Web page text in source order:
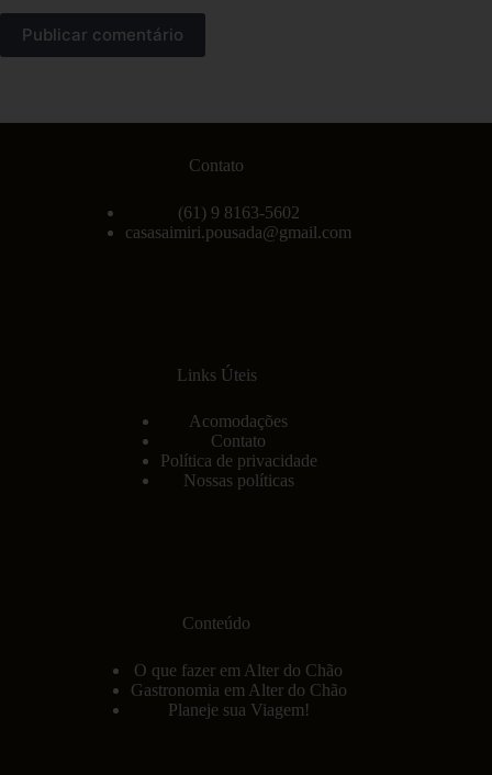
Publicar comentário
Contato
(61) 9 8163-5602
casasaimiri.pousada@gmail.com
Links Úteis
Acomodações
Contato
Política de privacidade
Nossas políticas
Conteúdo
O que fazer em Alter do Chão
Gastronomia em Alter do Chão
Planeje sua Viagem!